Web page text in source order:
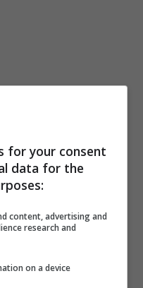
illecita
quando si
la spinta
for your consent
data for the
content, advertising and
research and
on a device